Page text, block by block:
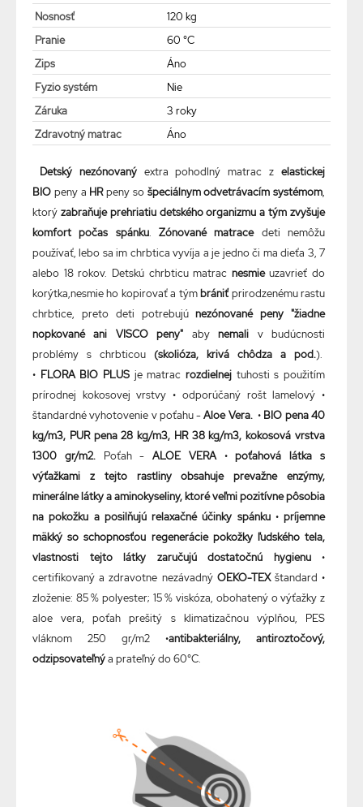
Nosnosť
120 kg
Pranie
60 °C
Zips
Áno
Fyzio systém
Nie
Záruka
3 roky
Zdravotný matrac
Áno
Detský nezónovaný extra pohodlný matrac zelastickej
BIO peny a HRpeny so špeciálnym odvetrávacím systémom,
ktorý zabraňuje prehriatiu detského organizmu a tým zvyšuje
komfort počas spánku.Zónované matracedeti nemôžu
používať, lebo sa im chrbtica vyvíja a je jedno či ma dieťa 3, 7
alebo 18 rokov. Detskú chrbticu matrac nesmieuzavrieť do
korýtka,nesmie ho kopirovať a týmbrániťprirodzenému rastu
chrbtice, preto deti potrebujúnezónované peny "žiadne
nopkované ani VISCO peny" abynemali v budúcnosti
problémy s chrbticou (skolióza, krivá chôdza a pod.).
• FLORA BIO PLUS je matrac rozdielnej tuhosti s použitím
prírodnej kokosovej vrstvy • odporúčaný rošt lamelový •
štandardné vyhotovenie v poťahu -Aloe Vera.• BIO pena 40
kg/m3, PUR pena 28 kg/m3, HR 38 kg/m3, kokosová vrstva
1300 gr/m2.Poťah -ALOE VERA•poťahová látka s
výťažkami z tejto rastliny obsahuje prevažne enzýmy,
minerálne látky a aminokyseliny, ktoré veľmi pozitívne pôsobia
na pokožku a posilňujú relaxačné účinky spánku• príjemne
mäkký so schopnosťou regenerácie pokožky ľudského tela,
vlastnosti tejto látky zaručujú dostatočnú hygienu•
certifikovaný a zdravotne nezávadný OEKO-TEXštandard •
zloženie: 85 % polyester; 15 % viskóza, obohatený o výťažky z
aloe vera, poťah prešitý s klimatizačnou výplňou, PES
vláknom 250 gr/m2 •antibakteriálny, antiroztočový,
odzipsovateľnýa prateľný do 60°C.